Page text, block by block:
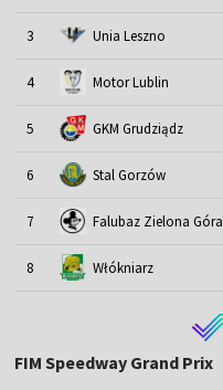
3 Unia Leszno
4 Motor Lublin
5 GKM Grudziądz
6 Stal Gorzów
7 Falubaz Zielona Góra
8 Włókniarz
FIM Speedway Grand Prix